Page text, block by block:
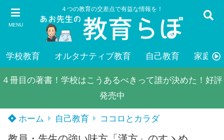
MENU
４つの教育の交差点で有益な情報を！
学校教育 オルタナティブ教育 自己教育 家庭教
４冊目の著書！学校はこうあるべきって誰が決めた！好評
発売中
ホーム 自己教育 ココロとカラダ